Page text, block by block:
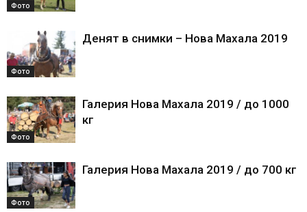
Фото
Фото
Денят в снимки – Нова Махала 2019
Фото
Галерия Нова Махала 2019 / до 1000
кг
Фото
Галерия Нова Махала 2019 / до 700 кг